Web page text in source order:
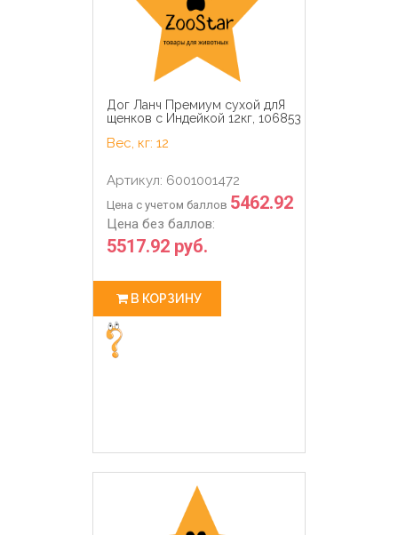
Дог Ланч Премиум сухой длЯ
щенков с Индейкой 12кг, 106853
Вес, кг: 12
Артикул: 6001001472
Цена с учетом баллов 5462.92
Цена без баллов:
5517.92 руб.
В КОРЗИНУ